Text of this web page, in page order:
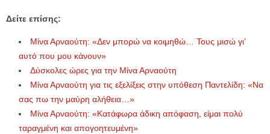
Δείτε επίσης:
Μίνα Αρναούτη: «Δεν μπορώ να κοιμηθώ… Τους μισώ γι’
αυτό που μου κάνουν»
Δύσκολες ώρες για την Μίνα Αρναούτη
Μίνα Αρναούτη για τις εξελίξεις στην υπόθεση Παντελίδη: «Να
σας πω την μαύρη αλήθεια…»
Μίνα Αρναούτη: «Κατάφωρα άδικη απόφαση, είμαι πολύ
ταραγμένη και απογοητευμένη»